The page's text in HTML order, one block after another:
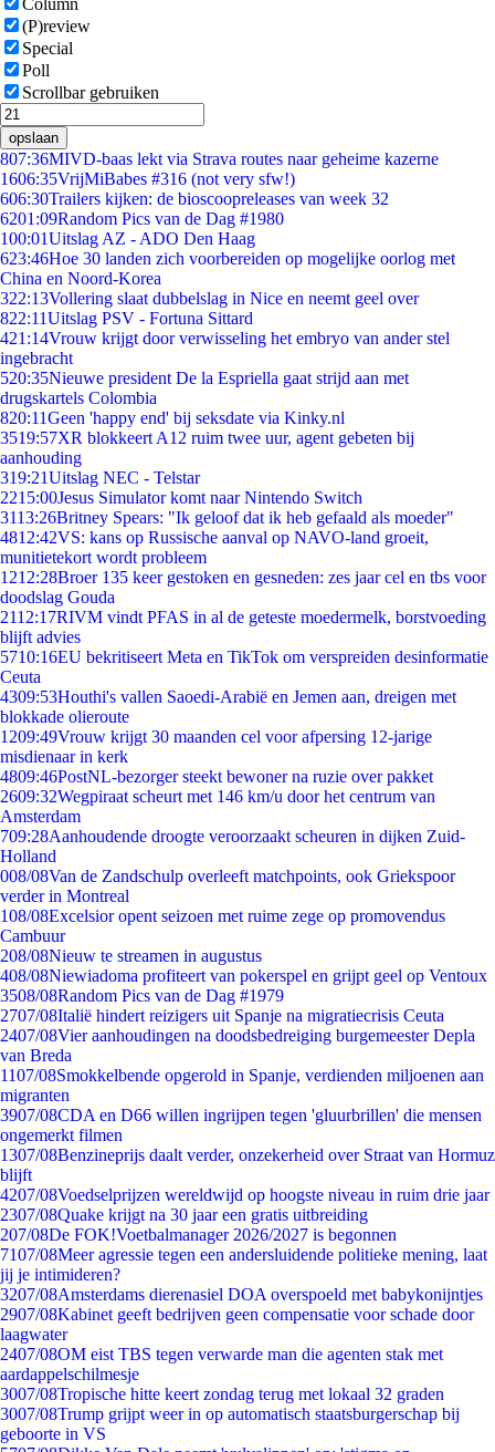
Column
(P)review
Special
Poll
Scrollbar gebruiken
opslaan
807:36MIVD-baas lekt via Strava routes naar geheime kazerne
1606:35VrijMiBabes #316 (not very sfw!)
606:30Trailers kijken: de bioscoopreleases van week 32
6201:09Random Pics van de Dag #1980
100:01Uitslag AZ - ADO Den Haag
623:46Hoe 30 landen zich voorbereiden op mogelijke oorlog met
China en Noord-Korea
322:13Vollering slaat dubbelslag in Nice en neemt geel over
822:11Uitslag PSV - Fortuna Sittard
421:14Vrouw krijgt door verwisseling het embryo van ander stel
ingebracht
520:35Nieuwe president De la Espriella gaat strijd aan met
drugskartels Colombia
820:11Geen 'happy end' bij seksdate via Kinky.nl
3519:57XR blokkeert A12 ruim twee uur, agent gebeten bij
aanhouding
319:21Uitslag NEC - Telstar
2215:00Jesus Simulator komt naar Nintendo Switch
3113:26Britney Spears: "Ik geloof dat ik heb gefaald als moeder"
4812:42VS: kans op Russische aanval op NAVO-land groeit,
munitietekort wordt probleem
1212:28Broer 135 keer gestoken en gesneden: zes jaar cel en tbs voor
doodslag Gouda
2112:17RIVM vindt PFAS in al de geteste moedermelk, borstvoeding
blijft advies
5710:16EU bekritiseert Meta en TikTok om verspreiden desinformatie
Ceuta
4309:53Houthi's vallen Saoedi-Arabië en Jemen aan, dreigen met
blokkade olieroute
1209:49Vrouw krijgt 30 maanden cel voor afpersing 12-jarige
misdienaar in kerk
4809:46PostNL-bezorger steekt bewoner na ruzie over pakket
2609:32Wegpiraat scheurt met 146 km/u door het centrum van
Amsterdam
709:28Aanhoudende droogte veroorzaakt scheuren in dijken Zuid-
Holland
008/08Van de Zandschulp overleeft matchpoints, ook Griekspoor
verder in Montreal
108/08Excelsior opent seizoen met ruime zege op promovendus
Cambuur
208/08Nieuw te streamen in augustus
408/08Niewiadoma profiteert van pokerspel en grijpt geel op Ventoux
3508/08Random Pics van de Dag #1979
2707/08Italië hindert reizigers uit Spanje na migratiecrisis Ceuta
2407/08Vier aanhoudingen na doodsbedreiging burgemeester Depla
van Breda
1107/08Smokkelbende opgerold in Spanje, verdienden miljoenen aan
migranten
3907/08CDA en D66 willen ingrijpen tegen 'gluurbrillen' die mensen
ongemerkt filmen
1307/08Benzineprijs daalt verder, onzekerheid over Straat van Hormuz
blijft
4207/08Voedselprijzen wereldwijd op hoogste niveau in ruim drie jaar
2307/08Quake krijgt na 30 jaar een gratis uitbreiding
207/08De FOK!Voetbalmanager 2026/2027 is begonnen
7107/08Meer agressie tegen een andersluidende politieke mening, laat
jij je intimideren?
3207/08Amsterdams dierenasiel DOA overspoeld met babykonijntjes
2907/08Kabinet geeft bedrijven geen compensatie voor schade door
laagwater
2407/08OM eist TBS tegen verwarde man die agenten stak met
aardappelschilmesje
3007/08Tropische hitte keert zondag terug met lokaal 32 graden
3007/08Trump grijpt weer in op automatisch staatsburgerschap bij
geboorte in VS